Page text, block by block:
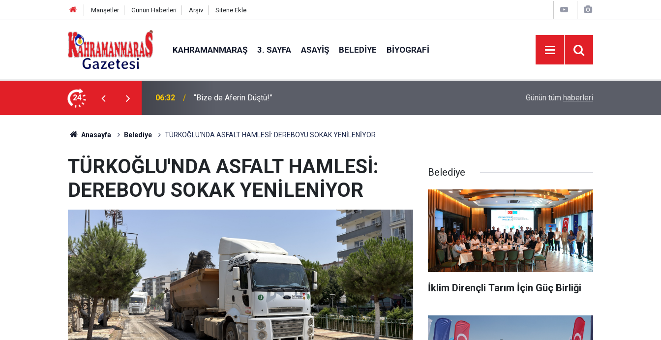
Manşetler Günün Haberleri Arşiv Sitene Ekle
KAHRAMANMARAŞ 3. SAYFA ASAYIŞ BELEDIYE BIYOGRAFI
24 06:09 Geleneksel Ağustos Fuarı’nda Eğlence ve Nostalji Bir Aradaydı İklim Dirençli Tarım İçin Güç Birliği
Günün tüm haberleri
Anasayfa Belediye TÜRKOĞLU'NDA ASFALT HAMLESİ: DEREBOYU SOKAK YENİLENİYOR
TÜRKOĞLU'NDA ASFALT HAMLESİ:
DEREBOYU SOKAK YENİLENİYOR
Belediye
İklim Dirençli Tarım İçin Güç Birliği